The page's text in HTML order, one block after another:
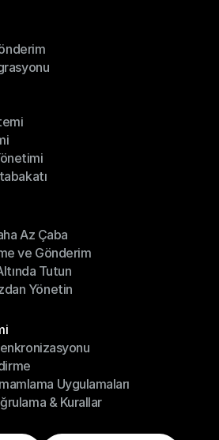
Az Çaba
Az Çaba
ve Gönderim
ve Gönderim
Tutun
Tutun
Yönetin
Uygulamaları
Uygulamaları
& Kurallar
& Kurallar